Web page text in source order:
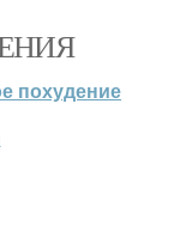
похудение